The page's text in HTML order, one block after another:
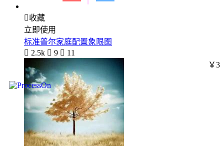
收藏
立即使用
标准普尔家庭配置象限图
 2.5k  9  11
￥3